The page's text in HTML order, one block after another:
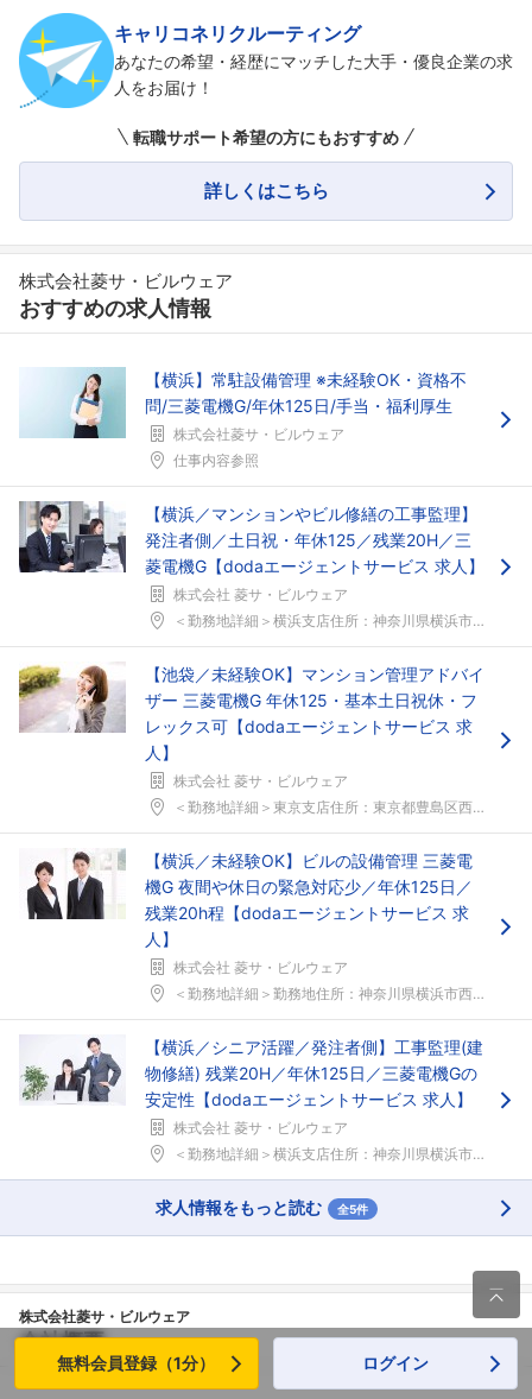
キャリコネリクルーティング
あなたの希望・経歴にマッチした大手・優良企業の求
人をお届け！
転職サポート希望の方にもおすすめ
詳しくはこちら
株式会社菱サ・ビルウェア
おすすめの求人情報
【横浜】常駐設備管理 ※未経験OK・資格不
問/三菱電機G/年休125日/手当・福利厚生
株式会社菱サ・ビルウェア
仕事内容参照
【横浜／マンションやビル修繕の工事監理】
発注者側／土日祝・年休125／残業20H／三
菱電機G【dodaエージェントサービス 求人】
株式会社 菱サ・ビルウェア
＜勤務地詳細＞横浜支店住所：神奈川県横浜市神奈川区...
【池袋／未経験OK】マンション管理アドバイ
ザー 三菱電機G 年休125・基本土日祝休・フ
レックス可【dodaエージェントサービス 求
人】
株式会社 菱サ・ビルウェア
＜勤務地詳細＞東京支店住所：東京都豊島区西池袋1-...
【横浜／未経験OK】ビルの設備管理 三菱電
機G 夜間や休日の緊急対応少／年休125日／
残業20h程【dodaエージェントサービス 求
人】
株式会社 菱サ・ビルウェア
＜勤務地詳細＞勤務地住所：神奈川県横浜市西区みなと...
【横浜／シニア活躍／発注者側】工事監理(建
物修繕) 残業20H／年休125日／三菱電機Gの
安定性【dodaエージェントサービス 求人】
株式会社 菱サ・ビルウェア
＜勤務地詳細＞横浜支店住所：神奈川県横浜市神奈川区...
求人情報をもっと読む 全5件
株式会社菱サ・ビルウェア
会社概要

無料会員登録（1分） ログイン